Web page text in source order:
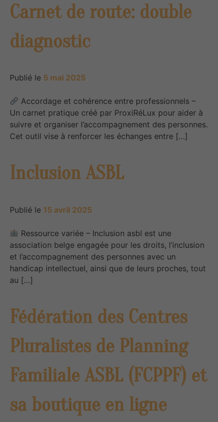
Carnet de route: double
diagnostic
Publié le 5 mai 2025
Accordage et cohérence entre professionnels –
Un carnet pratique créé par ProxiRéLux pour aider à
suivre et organiser l’accompagnement des personnes.
Cet outil vise à renforcer les échanges entre […]
Inclusion ASBL
Publié le 15 avril 2025
Ressource variée – Inclusion asbl est une
association belge engagée pour les droits, l’inclusion
et l’accompagnement des personnes avec un
handicap intellectuel, ainsi que de leurs proches, tout
au […]
Fédération des Centres
Pluralistes de Planning
Familiale ASBL (FCPPF) et
sa boutique en ligne